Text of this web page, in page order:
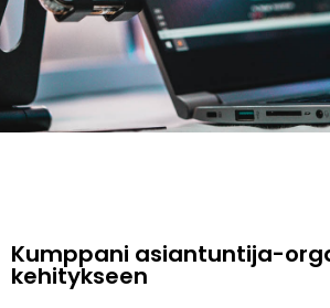
Kumppani asiantuntija-
kehitykseen